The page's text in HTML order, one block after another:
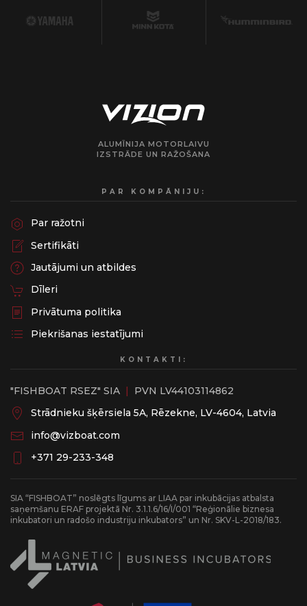
ALUMĪNIJA MOTORLAIVU
IZSTRĀDE UN RAŽOŠANA
PAR KOMPĀNIJU:
Par ražotni
Sertifikāti
Jautājumi un atbildes
Dīleri
Privātuma politika
Piekrišanas iestatījumi
KONTAKTI:
"FISHBOAT RSEZ" SIA |
PVN LV44103114862
Strādnieku šķērsiela 5A, Rēzekne, LV-4604, Latvia
info@vizboat.com
‭+371 29-233-348
SIA “FISHBOAT” noslēgts līgums ar LIAA par inkubācijas atbalsta
saņemšanu ERAF projektā Nr. 3.1.1.6/16/I/001 “Reģionālie biznesa
inkubatori un radošo industriju inkubators” un Nr. SKV-L-2018/183.